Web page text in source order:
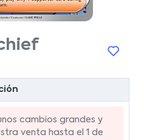
cambios grandes y
venta hasta el 1 de